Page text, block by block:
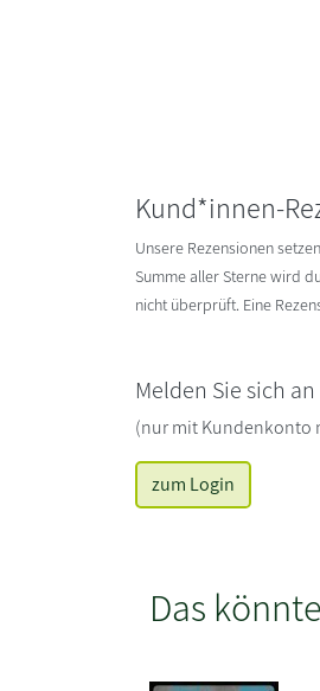
Kund*innen-
Unsere Rezensionen
Summe aller Sterne wird
nicht überprüft. Eine
Melden Sie sich
(nur mit Kundenkonto
zum Login
Das